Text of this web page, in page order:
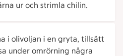
ur och strimla chilin.
i olivoljan i en gryta, tillsätt
under omrörning några